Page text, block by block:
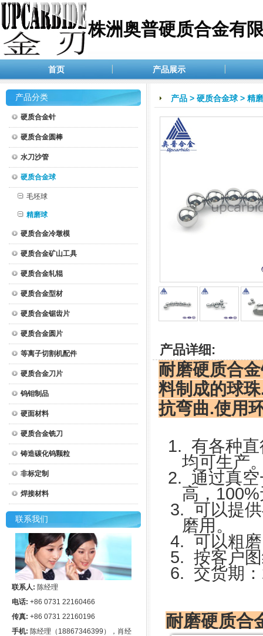
株洲奥普硬质合金有
首页 产品展示
产品分类
硬质合金针
硬质合金圆棒
水刀沙管
硬质合金球
毛坯球
精磨球
硬质合金冷墩模
硬质合金矿山工具
硬质合金轧辊
硬质合金型材
硬质合金锯齿片
硬质合金圆片
等离子切割机配件
硬质合金刀片
钨钼制品
硬面材料
硬质合金铣刀
铸造碳化钨颗粒
非标定制
焊接材料
联系我们
联系人: 陈经理
电话: +86 0731 22160466
传真: +86 0731 22160196
手机: 陈经理（18867346399），肖经
产品 > 硬质合金球 > 精
产品详细:
耐磨硬质合
料制成的球
抗弯曲.使用
1. 有各种
均可生产
2. 通过真
高， 100%
3. 可以提
磨用。
4. 可以粗
5. 按客户
6. 交货期：
耐磨硬质合